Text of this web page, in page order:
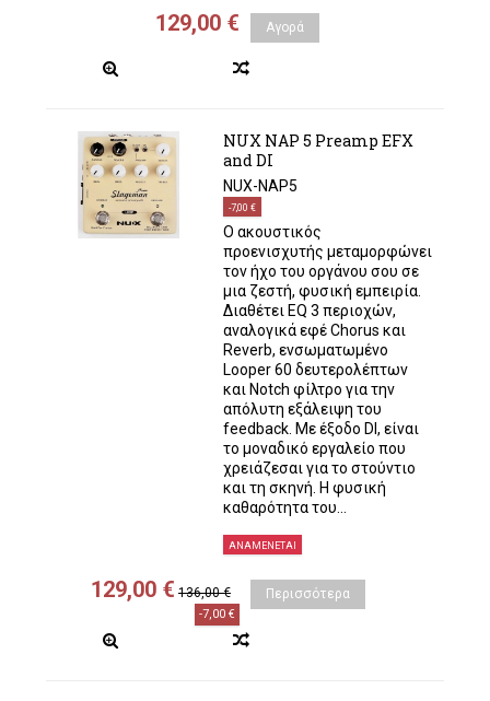
129,00 € Αγορά
NUX NAP 5 Preamp EFX
and DI
NUX-NAP5
-7,00 €
Ο ακουστικός
προενισχυτής μεταμορφώνει
τον ήχο του οργάνου σου σε
μια ζεστή, φυσική εμπειρία.
Διαθέτει EQ 3 περιοχών,
αναλογικά εφέ Chorus και
Reverb, ενσωματωμένο
Looper 60 δευτερολέπτων
και Notch φίλτρο για την
απόλυτη εξάλειψη του
feedback. Με έξοδο DI, είναι
το μοναδικό εργαλείο που
χρειάζεσαι για το στούντιο
και τη σκηνή. Η φυσική
καθαρότητα του...
ΑΝΑΜΈΝΕΤΑΙ
129,00 € 136,00 €
-7,00 €
Περισσότερα